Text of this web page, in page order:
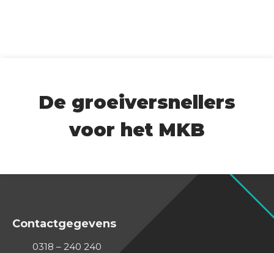
De groeiversnellers
voor het MKB
Contactgegevens
0318 – 240 240